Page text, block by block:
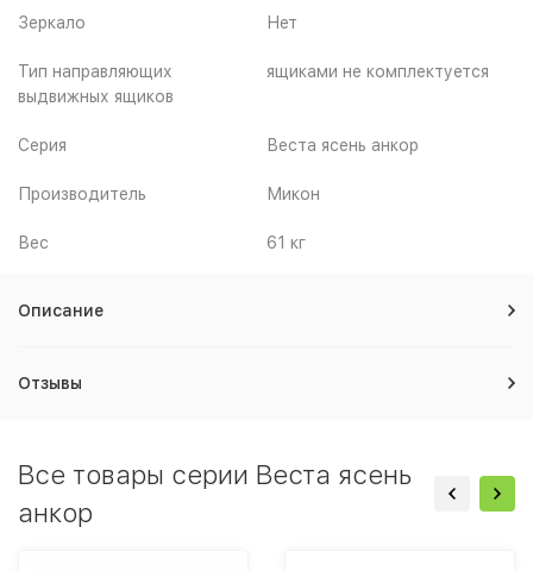
Зеркало Нет
Тип направляющих
выдвижных ящиков
ящиками не комплектуется
Серия Веста ясень анкор
Производитель Микон
Вес 61 кг
Описание
Отзывы
Все товары серии Веста ясень
анкор